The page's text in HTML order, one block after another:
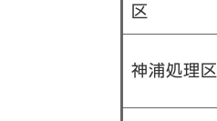
区
神浦処理区